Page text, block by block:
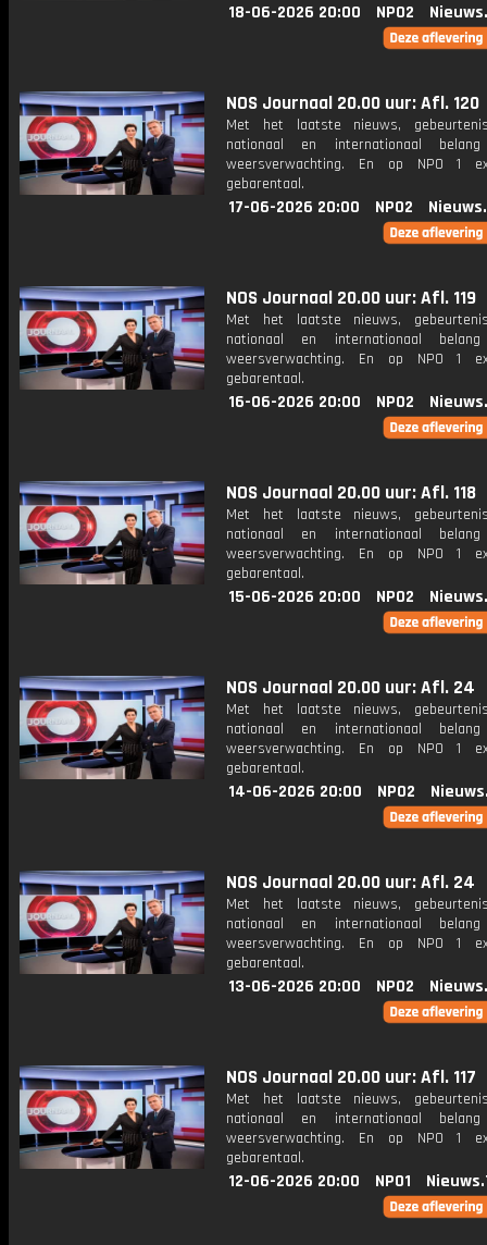
18-06-2026 20:00 NPO2
NOS Journaal 20.00 uur: Afl. 120
Met het laatste nieuws,
nationaal en internationaal
weersverwachting. En op NPO 1
gebarentaal.
17-06-2026 20:00 NPO2
NOS Journaal 20.00 uur: Afl. 119
Met het laatste nieuws,
nationaal en internationaal
weersverwachting. En op NPO 1
gebarentaal.
16-06-2026 20:00 NPO2
NOS Journaal 20.00 uur: Afl. 118
Met het laatste nieuws,
nationaal en internationaal
weersverwachting. En op NPO 1
gebarentaal.
15-06-2026 20:00 NPO2
NOS Journaal 20.00 uur: Afl. 24
Met het laatste nieuws,
nationaal en internationaal
weersverwachting. En op NPO 1
gebarentaal.
14-06-2026 20:00 NPO2
NOS Journaal 20.00 uur: Afl. 24
Met het laatste nieuws,
nationaal en internationaal
weersverwachting. En op NPO 1
gebarentaal.
13-06-2026 20:00 NPO2
NOS Journaal 20.00 uur: Afl. 117
Met het laatste nieuws,
nationaal en internationaal
weersverwachting. En op NPO 1
gebarentaal.
12-06-2026 20:00 NPO1